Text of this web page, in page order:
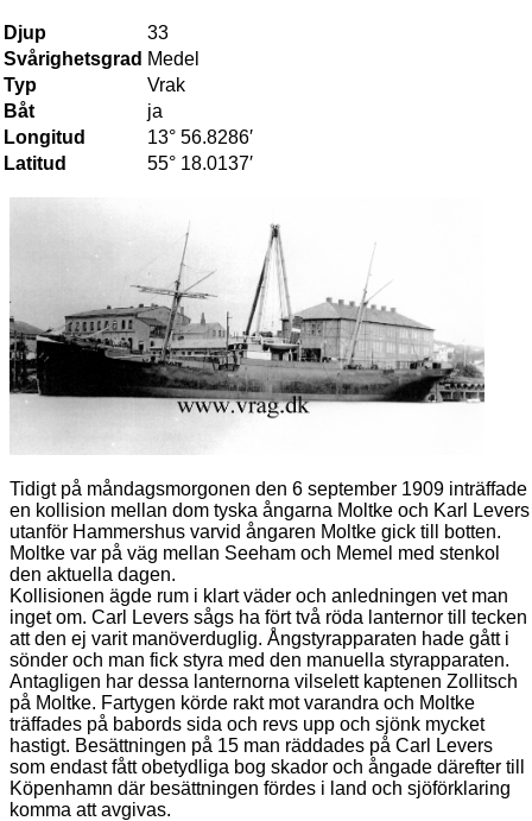
Djup
33
Svårighetsgrad Medel
Typ
Vrak
Båt
ja
Longitud
13° 56.8286′
Latitud
55° 18.0137′
Tidigt på måndagsmorgonen den 6 september 1909 inträffade
en kollision mellan dom tyska ångarna Moltke och Karl Levers
utanför Hammershus varvid ångaren Moltke gick till botten.
Moltke var på väg mellan Seeham och Memel med stenkol
den aktuella dagen.
Kollisionen ägde rum i klart väder och anledningen vet man
inget om. Carl Levers sågs ha fört två röda lanternor till tecken
att den ej varit manöverduglig. Ångstyrapparaten hade gått i
sönder och man fick styra med den manuella styrapparaten.
Antagligen har dessa lanternorna vilselett kaptenen Zollitsch
på Moltke. Fartygen körde rakt mot varandra och Moltke
träffades på babords sida och revs upp och sjönk mycket
hastigt. Besättningen på 15 man räddades på Carl Levers
som endast fått obetydliga bog skador och ångade därefter till
Köpenhamn där besättningen fördes i land och sjöförklaring
komma att avgivas.